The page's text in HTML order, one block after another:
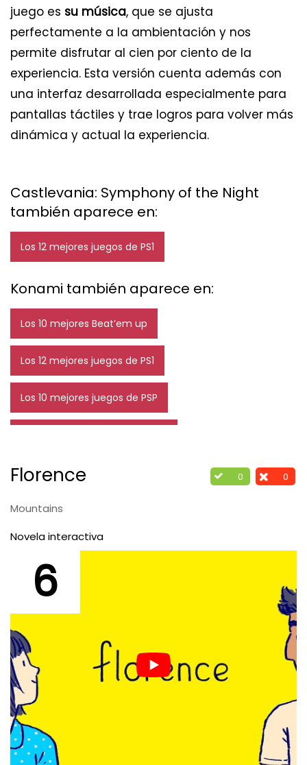
juego es su música, que se ajusta
perfectamente a la ambientación y nos
permite disfrutar al cien por ciento de la
experiencia. Esta versión cuenta además con
una interfaz desarrollada especialmente para
pantallas táctiles y trae logros para volver más
dinámica y actual la experiencia.
Castlevania: Symphony of the Night
también aparece en:
Los 12 mejores juegos de PS1
Konami también aparece en:
Los 10 mejores Beat’em up
Los 12 mejores juegos de PS1
Los 10 mejores juegos de PSP
0 0
Florence
Mountains
Novela interactiva
6